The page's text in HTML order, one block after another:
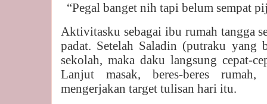
“Pegal banget nih tapi belum sempat
Aktivitasku sebagai ibu rumah tangga
padat. Setelah Saladin (putraku yang
sekolah, maka daku langsung cepat-
Lanjut masak, beres-beres
mengerjakan target tulisan hari itu.